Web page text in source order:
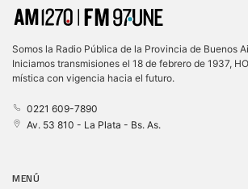
Somos la Radio Pública de la Provincia de Buenos
Iniciamos transmisiones el 18 de febrero de 1937,
mística con vigencia hacia el futuro.
0221 609-7890
Av. 53 810 - La Plata - Bs. As.
MENÚ